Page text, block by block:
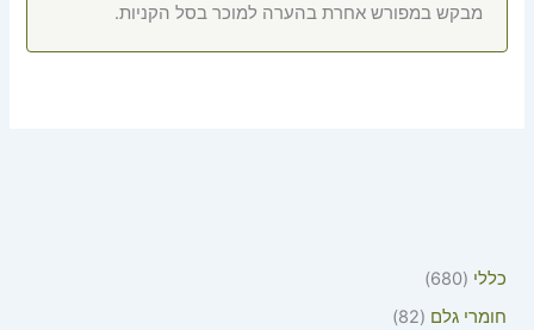
כללי
680
חומרי גלם
82
מבקש במפורש אחרת בהערה למוכר בסל הקניות.